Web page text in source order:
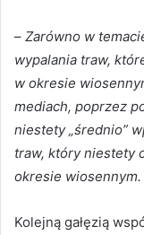
– Zarówno w
wypalania traw,
w okresie
mediach, poprzez
niestety „średnio”
traw, który niestety
okresie wiosennym.
Kolejną gałęzią